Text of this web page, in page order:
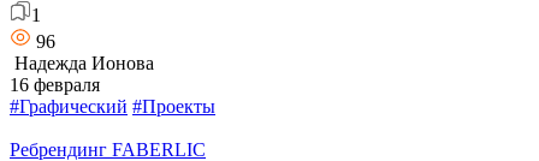
1
96
Надежда Ионова
16 февраля
#Графический #Проекты
Ребрендинг FABERLIC